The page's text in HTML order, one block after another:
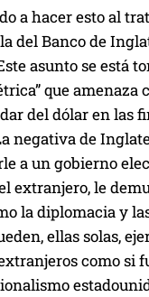
a hacer esto al
del Banco de
asunto se está
que amenaza
del dólar en las
negativa de
a un gobierno
extranjero, le
la diplomacia y
ellas solas,
como si